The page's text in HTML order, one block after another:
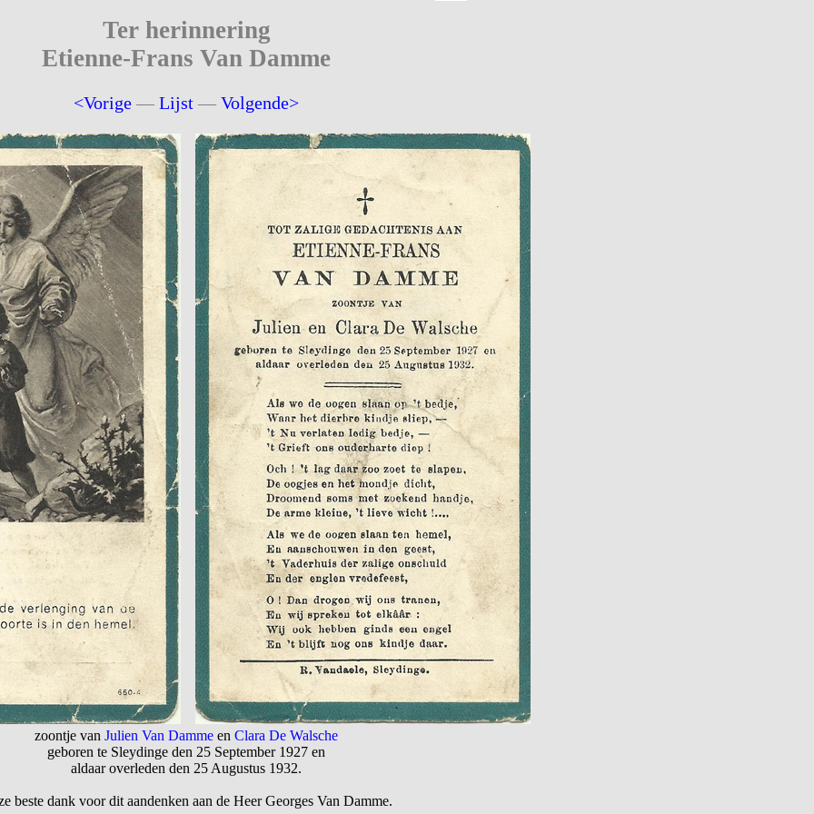
Ter herinnering
Etienne-Frans Van Damme
<Vorige —Lijst —Volgende>
zoontje vanJulien Van Damme enClara De Walsche
geboren te Sleydinge den 25 September 1927 en
aldaar overleden den 25 Augustus 1932.
beste dank voor dit aandenken aan de Heer Georges Van Damme.